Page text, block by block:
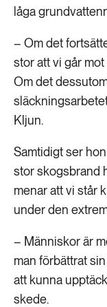
låga
– Om det
stor att vi går
Om det
Kljun.
Samtidigt ser
stor skogsbrand
menar att vi står
under den
– Människor är
man förbättrat
att kunna
skede.